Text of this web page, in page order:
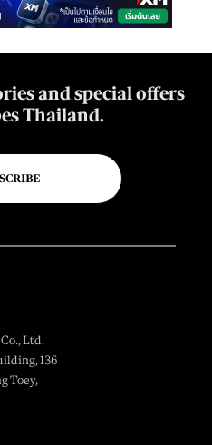
and special offers
Thailand.
Ltd.
136
Toey,